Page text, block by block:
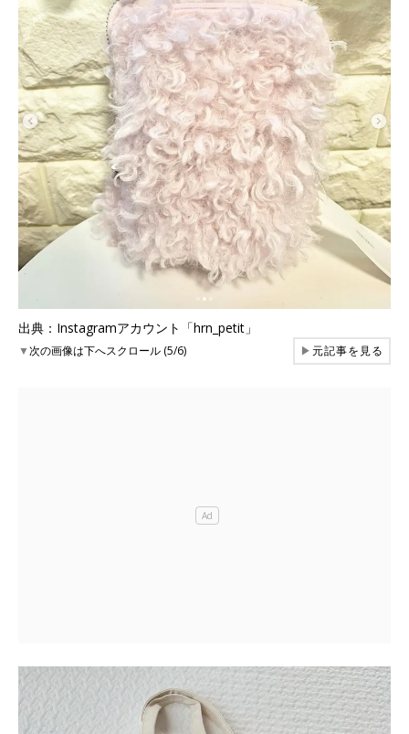
出典：Instagramアカウント「hrn_petit」
▼次の画像は下へスクロール (5/6) ▶元記事を見る